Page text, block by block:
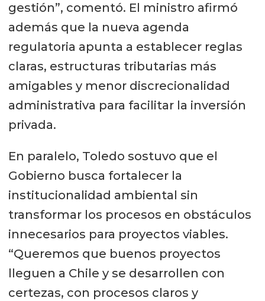
gestión”, comentó. El ministro afirmó
además que la nueva agenda
regulatoria apunta a establecer reglas
claras, estructuras tributarias más
amigables y menor discrecionalidad
administrativa para facilitar la inversión
privada.
En paralelo, Toledo sostuvo que el
Gobierno busca fortalecer la
institucionalidad ambiental sin
transformar los procesos en obstáculos
innecesarios para proyectos viables.
“Queremos que buenos proyectos
lleguen a Chile y se desarrollen con
certezas, con procesos claros y